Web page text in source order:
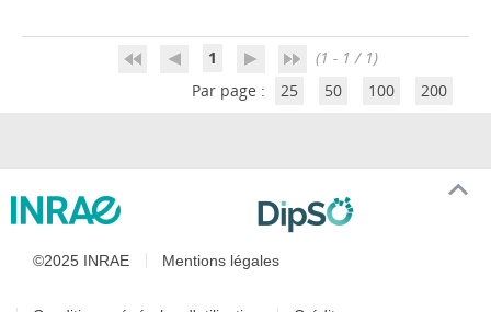
1
(1 - 1 / 1)
Par page :
25 50 100 200
©2025 INRAE Mentions légales